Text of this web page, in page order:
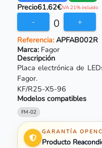
Precio61.62€IVA 21% incluido
- 0 +
Referencia:APFAB002R
Marca: Fagor
Descripción
Placa electrónica de
Fagor.
KF/R25-X5-96
Modelos compatibles
FM-02
GARANTÍA
Producto